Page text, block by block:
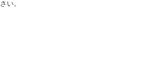
い。